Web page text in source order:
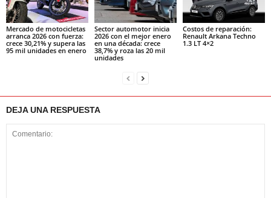
Mercado de motocicletas
arranca 2026 con fuerza:
crece 30,21% y supera las
95 mil unidades en enero
Sector automotor inicia
2026 con el mejor enero
en una década: crece
38,7% y roza las 20 mil
unidades
Costos de reparación:
Renault Arkana Techno
1.3 LT 4×2
DEJA UNA RESPUESTA